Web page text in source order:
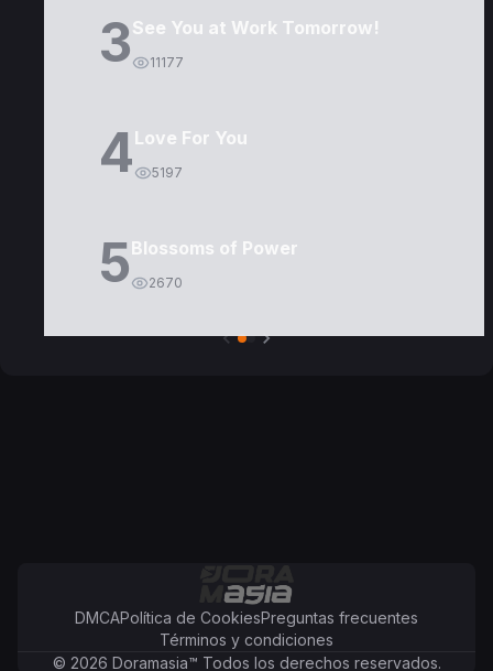
3See You at Work Tomorrow!
11177
4Love For You
5197
5Blossoms of Power
2670
DMCAPolítica de CookiesPreguntas frecuentes
Términos y condiciones
© 2026 Doramasia™ Todos los derechos reservados.